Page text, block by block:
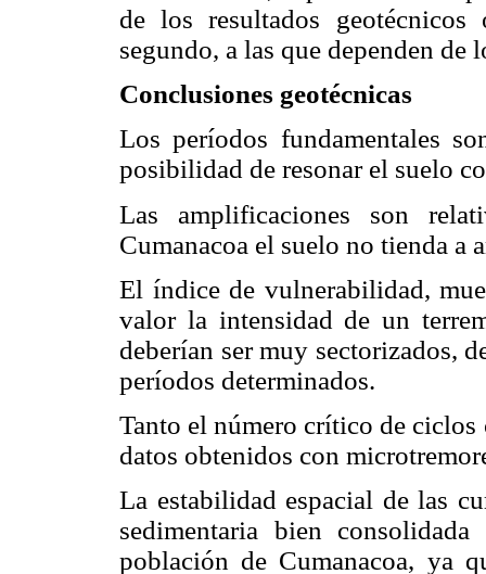
de los resultados
segundo, a las que dependen de
Conclusiones geotécnicas
Los períodos fundamentales
posibilidad de resonar el suelo
Las amplificaciones son
Cumanacoa el suelo no tienda a
El índice de vulnerabilidad,
valor la intensidad de un
deberían ser muy sectorizados,
períodos determinados.
Tanto el número crítico de
datos obtenidos con
La estabilidad espacial de las
sedimentaria bien
población de Cumanacoa, ya